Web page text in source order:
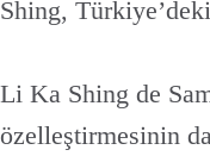
Shing,
Li Ka Shing de
özelleştirmesinin